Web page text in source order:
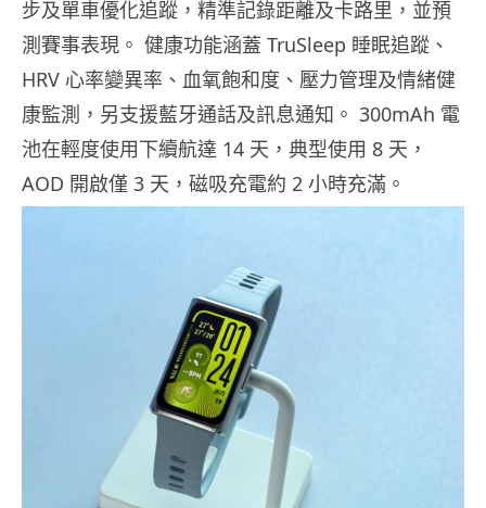
步及單車優化追蹤，精準記錄距離及卡路里，並預
測賽事表現。 健康功能涵蓋 TruSleep 睡眠追蹤、
HRV 心率變異率、血氧飽和度、壓力管理及情緒健
康監測，另支援藍牙通話及訊息通知。 300mAh 電
池在輕度使用下續航達 14 天，典型使用 8 天，
AOD 開啟僅 3 天，磁吸充電約 2 小時充滿。